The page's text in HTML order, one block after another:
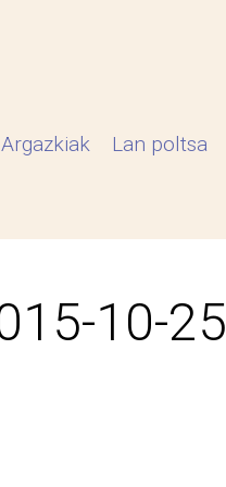
Argazkiak Lan poltsa
10-25